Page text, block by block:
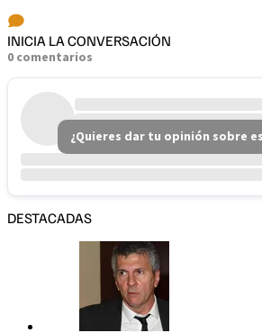
INICIA LA CONVERSACIÓN
0 comentarios
¿Quieres dar tu opinión sobre
DESTACADAS